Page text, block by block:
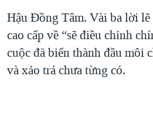
Hậu Đồng Tâm. Vài ba lời
cao cấp về “sẽ điều chỉnh
cuộc đã biến thành đầu môi
và xảo trá chưa từng có.